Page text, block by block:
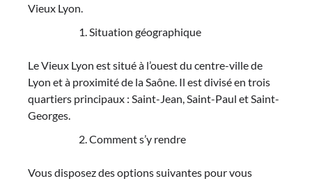
Vieux Lyon.
Situation géographique
Le Vieux Lyon est situé à l’ouest du centre-ville de
Lyon et à proximité de la Saône. Il est divisé en trois
quartiers principaux : Saint-Jean, Saint-Paul et Saint-
Georges.
Comment s’y rendre
Vous disposez des options suivantes pour vous